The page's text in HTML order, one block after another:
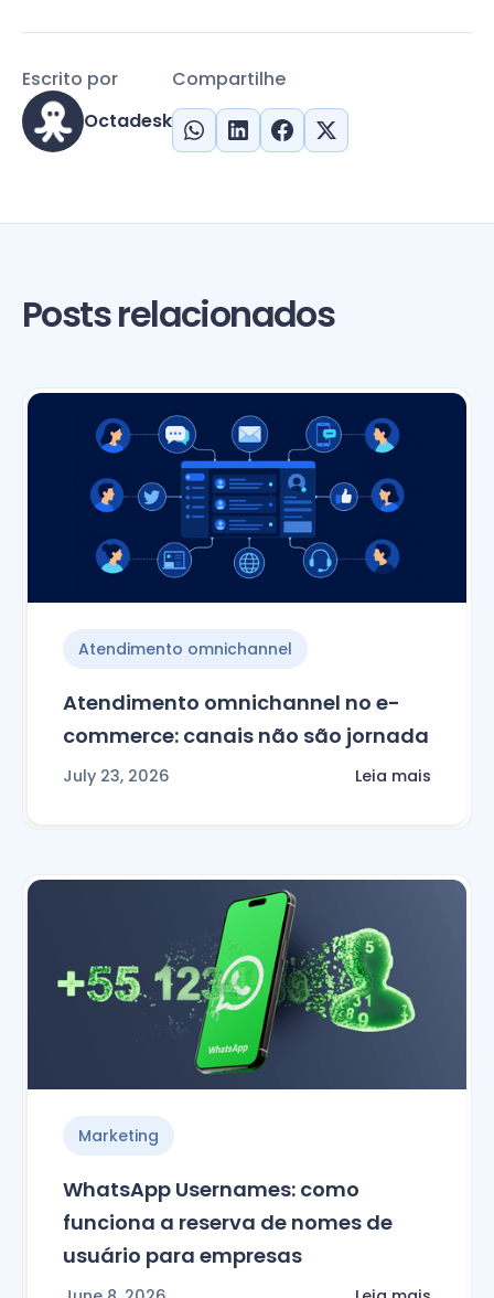
Compartilhe
Escrito por
Octadesk
Posts relacionados
Atendimento omnichannel
Atendimento omnichannel no e-
commerce: canais não são jornada
July 23, 2026 Leia mais
Marketing
WhatsApp Usernames: como
funciona a reserva de nomes de
usuário para empresas